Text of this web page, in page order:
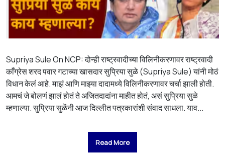
Supriya Sule On NCP: दोन्ही राष्ट्रवादीच्या विलिनीकरणावर राष्ट्रवादी
काँग्रेस शरद पवार गटाच्या खासदार सुप्रिया सुळे (Supriya Sule) यांनी मोठं
विधान केलं आहे. माझं आणि माझ्या दादामध्ये विलिनीकरणावर चर्चा झाली होती.
आमचं जे बोलणं झालं होतं ते अजितदादांना माहीत होतं, असं सुप्रिया सुळे
म्हणाल्या. सुप्रिया सुळेंनी आज दिल्लीत पत्रकारांशी संवाद साधला. याव...
Read More